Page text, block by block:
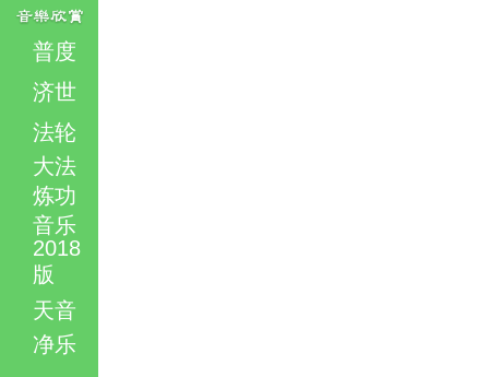
普度
济世
法轮
大法
炼功
音乐
2018
版
天音
净乐